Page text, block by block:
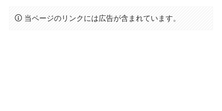
当ページのリンクには広告が含まれています。